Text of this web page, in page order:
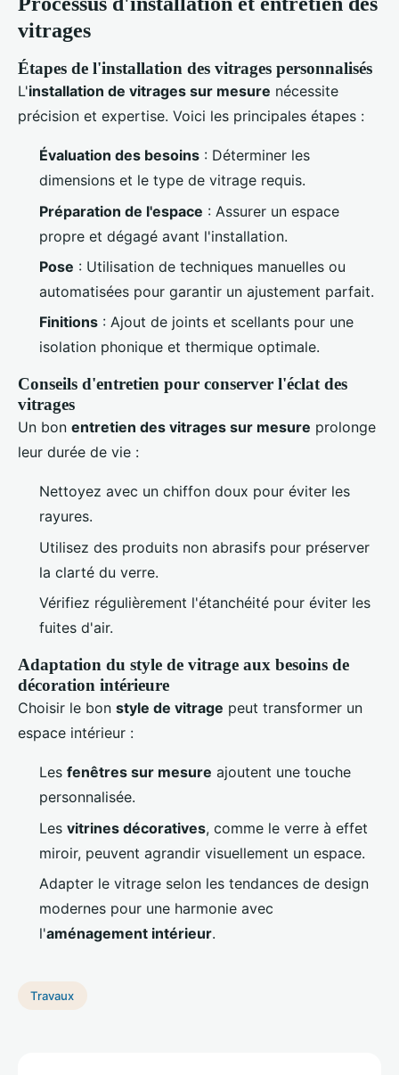
vitrages
Étapes de l'installation des vitrages personnalisés
L'installation de vitrages sur mesure nécessite
précision et expertise. Voici les principales étapes :
Évaluation des besoins : Déterminer les
dimensions et le type de vitrage requis.
Préparation de l'espace : Assurer un espace
propre et dégagé avant l'installation.
Pose : Utilisation de techniques manuelles ou
automatisées pour garantir un ajustement parfait.
Finitions : Ajout de joints et scellants pour une
isolation phonique et thermique optimale.
Conseils d'entretien pour conserver l'éclat des
vitrages
Un bon entretien des vitrages sur mesure prolonge
leur durée de vie :
Nettoyez avec un chiffon doux pour éviter les
rayures.
Utilisez des produits non abrasifs pour préserver
la clarté du verre.
Vérifiez régulièrement l'étanchéité pour éviter les
fuites d'air.
Adaptation du style de vitrage aux besoins de
décoration intérieure
Choisir le bon style de vitrage peut transformer un
espace intérieur :
Les fenêtres sur mesure ajoutent une touche
personnalisée.
Les vitrines décoratives, comme le verre à effet
miroir, peuvent agrandir visuellement un espace.
Adapter le vitrage selon les tendances de design
modernes pour une harmonie avec
l'aménagement intérieur.
Travaux